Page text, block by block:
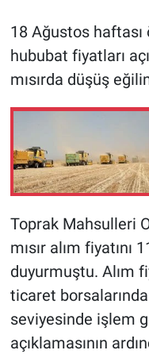
18 Ağustos
hububat fiyatları
mısırda düşüş
Toprak Mahsulleri
mısır alım
duyurmuştu. Alım
ticaret
seviyesinde işlem
açıklamasının